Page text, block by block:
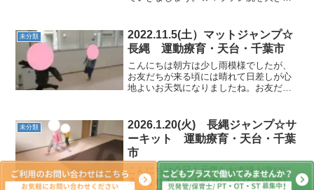
ょぷにょボールクマ歩きで進むよ～バラ
ンス感覚バッチリでした...
未分類
2022.11.5(土）マットジャンプ☆
長縄 運動療育・天台・千葉市
こんにちは朝方は少し雨模様でしたが、
お友だちが来る頃には晴れて日差しが心
地よいお天気になりましたね。お友だち
ソンまずは思いきり走って体を温めまし
ょう。★まねっこ体操肘ま...
未分類
2026.1.20(火) 長縄ジャンプ☆サ
ーキット 運動療育・天台・千葉
市
こんにちは今日も元気なお友達が遊びに
来てくれました！協力し合いながら楽し